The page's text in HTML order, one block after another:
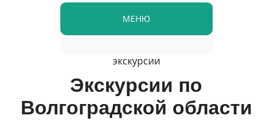
МЕНЮ
экскурсии
Экскурсии по
Волгоградской области